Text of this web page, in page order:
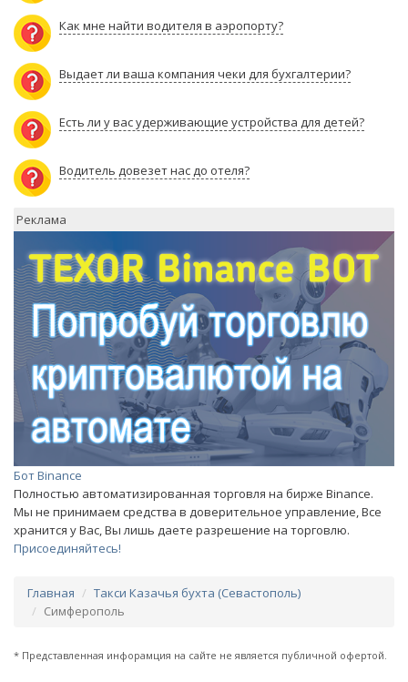
Как мне найти водителя в аэропорту?
Выдает ли ваша компания чеки для бухгалтерии?
Есть ли у вас удерживающие устройства для детей?
Водитель довезет нас до отеля?
Реклама
Бот Binance
Полностью автоматизированная торговля на бирже Binance.
Мы не принимаем средства в доверительное управление, Все
хранится у Вас, Вы лишь даете разрешение на торговлю.
Присоединяйтесь!
Главная
Такси Казачья бухта (Севастополь)
Симферополь
* Представленная инфорамция на сайте не является публичной офертой.